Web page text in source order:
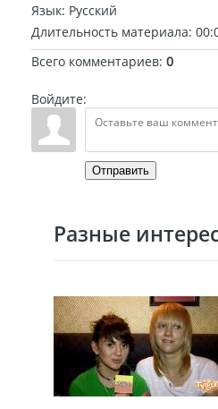
Язык: Русский
Длительность материала:
Всего комментариев: 0
Войдите:
Отправить
Разные